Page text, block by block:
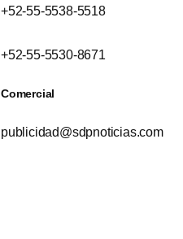
+52-55-5538-5518
+52-55-5530-8671
Comercial
publicidad@sdpnoticias.com